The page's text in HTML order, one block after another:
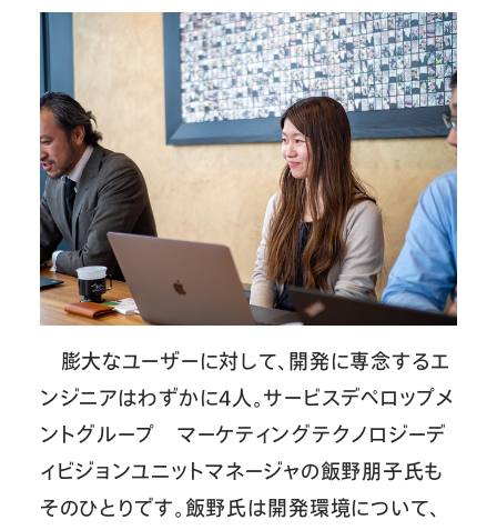
膨大なユーザーに対して、開発に専念するエ
ンジニアはわずかに4人。サービスデペロップメ
ントグループ マーケティングテクノロジーデ
ィビジョンユニットマネージャの飯野朋子氏も
そのひとりです。飯野氏は開発環境について、